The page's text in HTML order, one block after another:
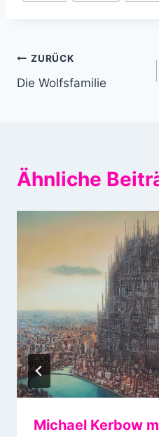
ZURÜCK
Die Wolfsfamilie
Ähnliche
Michael Kerbow